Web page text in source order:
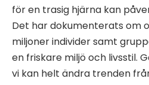
för en trasig hjärna kan
Det har dokumenterats om
miljoner individer samt
en friskare miljö och livsstil.
vi kan helt ändra trenden